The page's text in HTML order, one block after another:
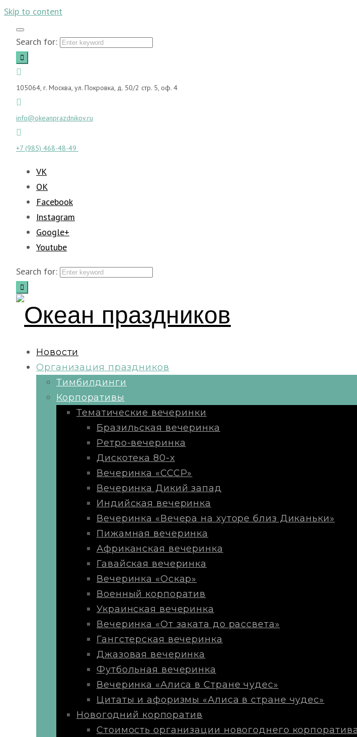
Skip to content
Search for:
105064, г. Москва, ул. Покровка, д. 50/2 стр. 5, оф. 4
info@okeanprazdnikov.ru
+7 (985) 468-48-49
VK
OK
Facebook
Instagram
Google+
Youtube
Search for:
Новости
Организация праздников
Тимбилдинги
Корпоративы
Тематические вечеринки
Бразильская вечеринка
Ретро-вечеринка
Дискотека 80-х
Вечеринка «СССР»
Вечеринка Дикий запад
Индийская вечеринка
Вечеринка «Вечера на хуторе близ Диканьки»
Пижамная вечеринка
Африканская вечеринка
Гавайская вечеринка
Вечеринка «Оскар»
Военный корпоратив
Украинская вечеринка
Вечеринка «От заката до рассвета»
Гангстерская вечеринка
Джазовая вечеринка
Футбольная вечеринка
Вечеринка «Алиса в Стране чудес»
Цитаты и афоризмы «Алиса в стране чудес»
Новогодний корпоратив
Стоимость организации новогоднего корпоратива